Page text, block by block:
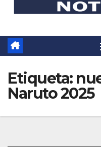
Etiqueta:
Naruto 2025